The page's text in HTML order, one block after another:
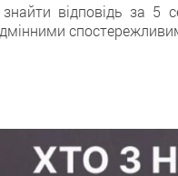
відповідь за 5